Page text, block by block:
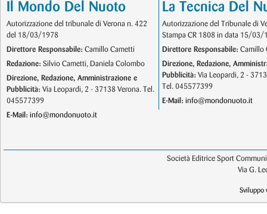
Il Mondo Del Nuoto
Autorizzazione del tribunale di Verona n. 422
del 18/03/1978
Direttore Responsabile: Camillo Cametti
Redazione: Silvio Cametti, Daniela Colombo
Direzione, Redazione, Amministrazione e
Pubblicità: Via Leopardi, 2 - 37138 Verona. Tel.
045577399
E-Mail: info@mondonuoto.it
La Tecnica Del
Autorizzazione del Tribunale di
Stampa CR 1808 in data 15/03/
Direttore Responsabile: Camillo
Direzione, Redazione,
Pubblicità: Via Leopardi, 2 -
Tel. 045577399
E-Mail: info@mondonuoto.it
Società Editrice Sport
Via G.
Sviluppo